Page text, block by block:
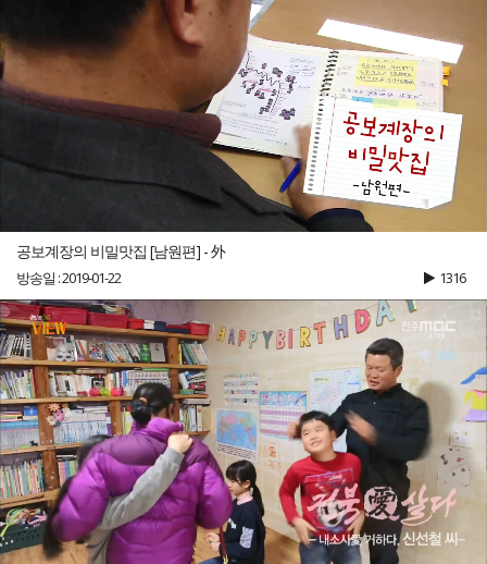
공보계장의 비밀맛집 [남원편] - 外
방송일 : 2019-01-22 1316